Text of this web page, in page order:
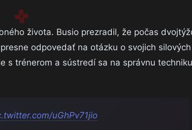
života. Busio prezradil, že počas
odpovedať na otázku o svojich
s trénerom a sústredí sa na správnu
uGhPv71jio